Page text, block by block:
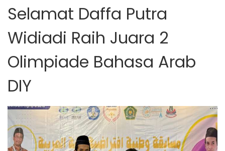
Selamat Daffa Putra
Widiadi Raih Juara 2
Olimpiade Bahasa Arab
DIY